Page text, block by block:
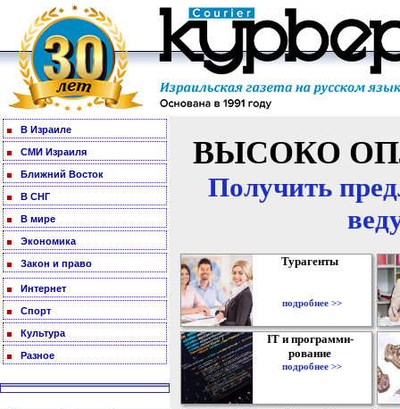
В Израиле
СМИ Израиля
Ближний Восток
В СНГ
В мире
Экономика
Закон и право
Интернет
Спорт
Культура
Разное
ВЫСОКО
Получить
Турагенты
подробнее >>
IT и программи-
рование
подробнее >>